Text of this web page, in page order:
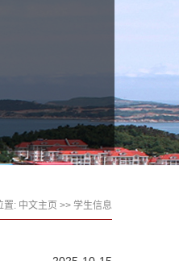
置: 中文主页 >> 学生信息